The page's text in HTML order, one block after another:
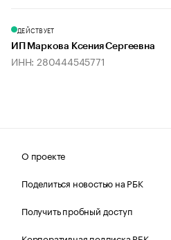
ДЕЙСТВУЕТ
ИП Маркова Ксения Сергеевна
ИНН: 280444545771
О проекте
Поделиться новостью на РБК
Получить пробный доступ